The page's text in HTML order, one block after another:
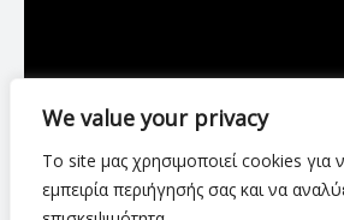
We value your privacy
Το site μας χρησιμοποιεί cookies για
εμπειρία περιήγησής σας και να